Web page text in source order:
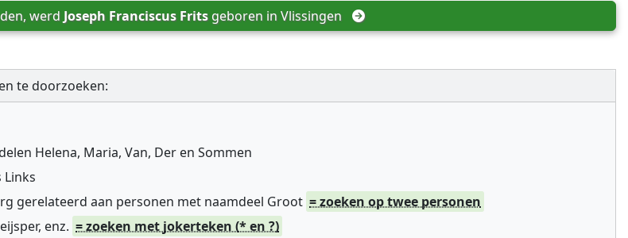
werd Joseph Franciscus Frits geboren in Vlissingen
te doorzoeken:
Helena, Maria, Van, Der en Sommen
Links
gerelateerd aan personen met naamdeel Groot = zoeken op twee personen
enz. = zoeken met jokerteken (* en ?)